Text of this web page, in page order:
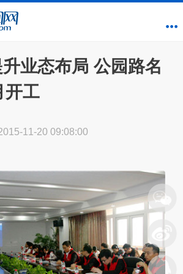
业态布局 公园路名
开工
11-20 09:08:00